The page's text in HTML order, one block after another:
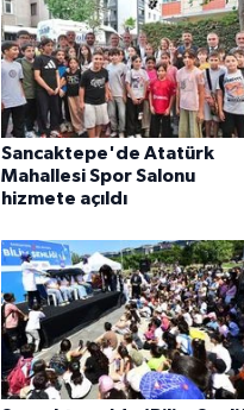
Sancaktepe'de Atatürk
Mahallesi Spor Salonu
hizmete açıldı